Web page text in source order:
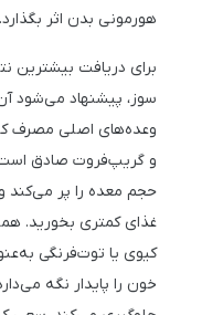
هورمونی بدن اثر بگذارد.
برای دریافت بیشترین
وعده‌های اصلی مصرف
و گریپ‌فروت صادق
حجم معده را پر
غذای کمتری بخورید.
کیوی یا توت‌فرنگی
خون را پایدار نگه